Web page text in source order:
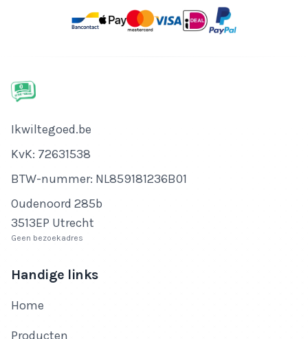
Bedrijfsnaam
Ikwiltegoed.be
KvK-nummer
KvK: 72631538
Btw-nummer
BTW-nummer: NL859181236B01
Adres
Oudenoord 285b
3513EP Utrecht
Geen bezoekadres
Handige links
Home
Producten